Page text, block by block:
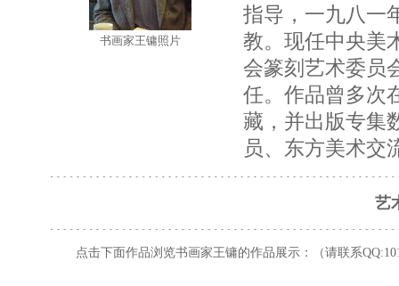
书画家王镛照片
指导，一九八一
教。现任中央美
会篆刻艺术委员
任。作品曾多次
藏，并出版专集
员、东方美术交
艺
点击下面作品浏览书画家王镛的作品展示：（请联系